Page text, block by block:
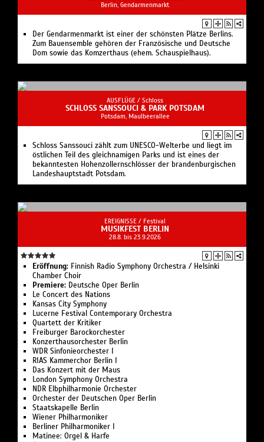
Berlin, Gendarmenmarkt
Der Gendarmenmarkt ist einer der schönsten Plätze Berlins.
Zum Bauensemble gehören der Französische und Deutsche
Dom sowie das Komzerthaus (ehem. Schauspielhaus).
AUSFLÜGE / Schloss
SCHLOSS SANSSOUCI & PARK POTSDAM
Potsdam, Maulbeerallee
Schloss Sanssouci zählt zum UNESCO-Welterbe und liegt im
östlichen Teil des gleichnamigen Parks und ist eines der
bekanntesten Hohenzollernschlösser der brandenburgischen
Landeshauptstadt Potsdam.
EREIGNISSE / Festival
MUSIKFEST BERLIN
28.8. bis 23.9.2026
Eröffnung: Finnish Radio Symphony Orchestra / Helsinki
Chamber Choir
Premiere: Deutsche Oper Berlin
Le Concert des Nations
Kansas City Symphony
Lucerne Festival Contemporary Orchestra
Quartett der Kritiker
Freiburger Barockorchester
Konzerthausorchester Berlin
WDR Sinfonieorchester I
RIAS Kammerchor Berlin I
Das Konzert mit der Maus
London Symphony Orchestra
NDR Elbphilharmonie Orchester
Orchester der Deutschen Oper Berlin
Staatskapelle Berlin
Wiener Philharmoniker
Berliner Philharmoniker I
Matinee: Orgel & Harfe